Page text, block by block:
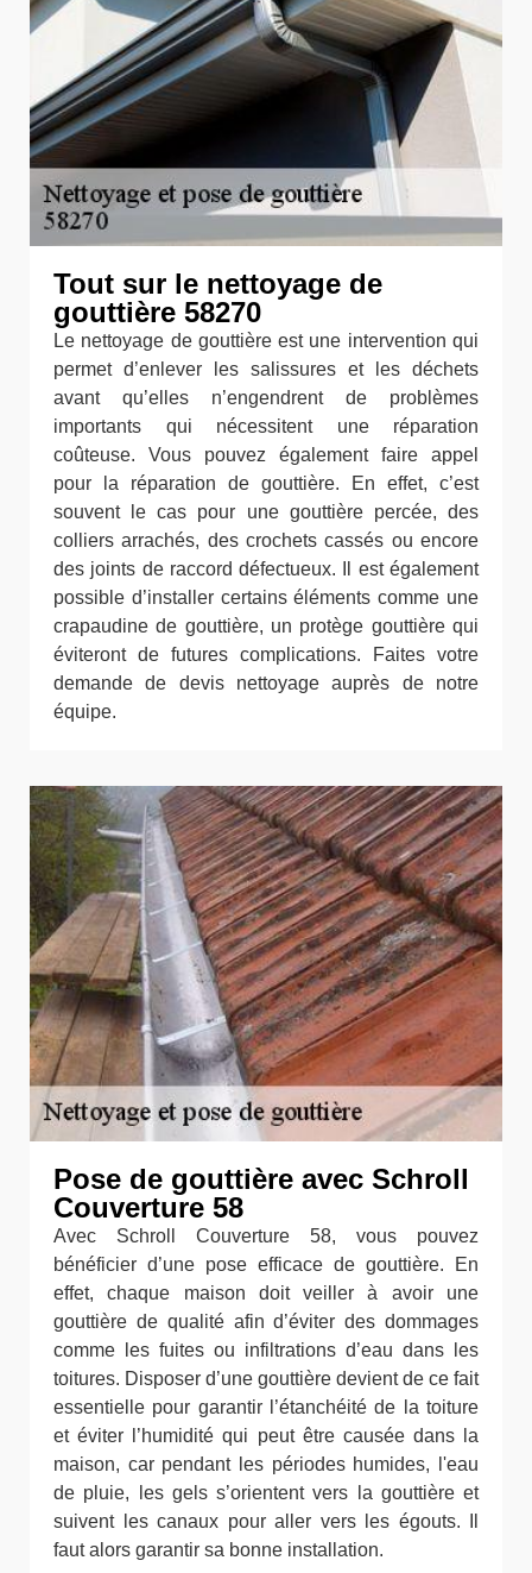
Tout sur le nettoyage de
gouttière 58270
Le nettoyage de gouttière est une intervention qui
permet d’enlever les salissures et les déchets
avant qu’elles n’engendrent de problèmes
importants qui nécessitent une réparation
coûteuse. Vous pouvez également faire appel
pour la réparation de gouttière. En effet, c’est
souvent le cas pour une gouttière percée, des
colliers arrachés, des crochets cassés ou encore
des joints de raccord défectueux. Il est également
possible d’installer certains éléments comme une
crapaudine de gouttière, un protège gouttière qui
éviteront de futures complications. Faites votre
demande de devis nettoyage auprès de notre
équipe.
Pose de gouttière avec Schroll
Couverture 58
Avec Schroll Couverture 58, vous pouvez
bénéficier d’une pose efficace de gouttière. En
effet, chaque maison doit veiller à avoir une
gouttière de qualité afin d’éviter des dommages
comme les fuites ou infiltrations d’eau dans les
toitures. Disposer d’une gouttière devient de ce fait
essentielle pour garantir l’étanchéité de la toiture
et éviter l’humidité qui peut être causée dans la
maison, car pendant les périodes humides, l'eau
de pluie, les gels s’orientent vers la gouttière et
suivent les canaux pour aller vers les égouts. Il
faut alors garantir sa bonne installation.